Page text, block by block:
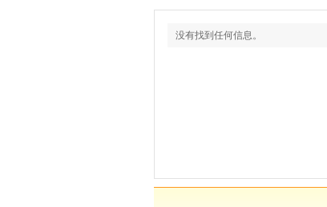
没有找到任何信息。